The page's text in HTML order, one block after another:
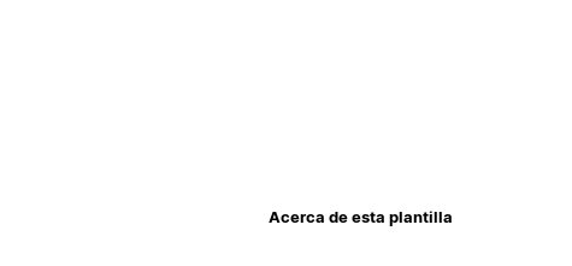
Acerca de esta plantilla